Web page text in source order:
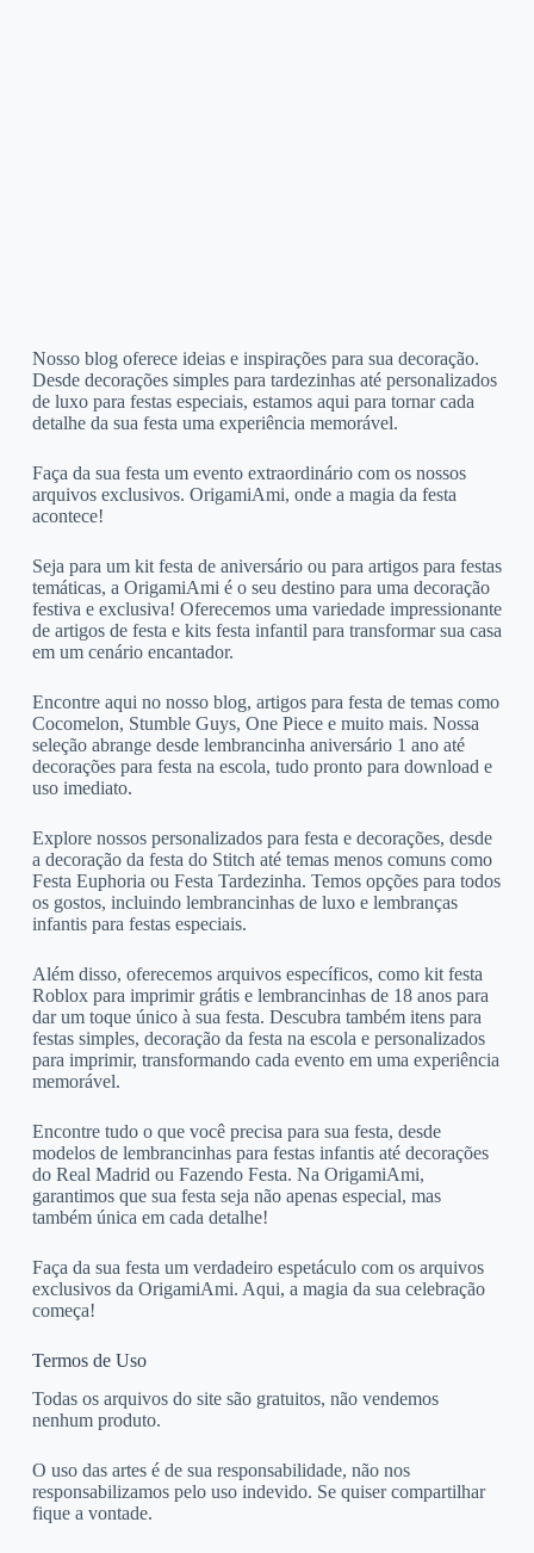
Nosso blog oferece ideias e inspirações para sua decoração.
Desde decorações simples para tardezinhas até personalizados
de luxo para festas especiais, estamos aqui para tornar cada
detalhe da sua festa uma experiência memorável.
Faça da sua festa um evento extraordinário com os nossos
arquivos exclusivos. OrigamiAmi, onde a magia da festa
acontece!
Seja para um kit festa de aniversário ou para artigos para festas
temáticas, a OrigamiAmi é o seu destino para uma decoração
festiva e exclusiva! Oferecemos uma variedade impressionante
de artigos de festa e kits festa infantil para transformar sua casa
em um cenário encantador.
Encontre aqui no nosso blog, artigos para festa de temas como
Cocomelon, Stumble Guys, One Piece e muito mais. Nossa
seleção abrange desde lembrancinha aniversário 1 ano até
decorações para festa na escola, tudo pronto para download e
uso imediato.
Explore nossos personalizados para festa e decorações, desde
a decoração da festa do Stitch até temas menos comuns como
Festa Euphoria ou Festa Tardezinha. Temos opções para todos
os gostos, incluindo lembrancinhas de luxo e lembranças
infantis para festas especiais.
Além disso, oferecemos arquivos específicos, como kit festa
Roblox para imprimir grátis e lembrancinhas de 18 anos para
dar um toque único à sua festa. Descubra também itens para
festas simples, decoração da festa na escola e personalizados
para imprimir, transformando cada evento em uma experiência
memorável.
Encontre tudo o que você precisa para sua festa, desde
modelos de lembrancinhas para festas infantis até decorações
do Real Madrid ou Fazendo Festa. Na OrigamiAmi,
garantimos que sua festa seja não apenas especial, mas
também única em cada detalhe!
Faça da sua festa um verdadeiro espetáculo com os arquivos
exclusivos da OrigamiAmi. Aqui, a magia da sua celebração
começa!
Termos de Uso
Todas os arquivos do site são gratuitos, não vendemos
nenhum produto.
O uso das artes é de sua responsabilidade, não nos
responsabilizamos pelo uso indevido. Se quiser compartilhar
fique a vontade.